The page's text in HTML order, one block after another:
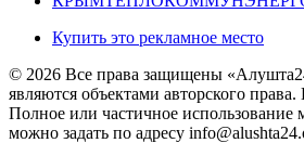
Купить это рекламное место
© 2026 Все права защищены
являются объектами авторского
Полное или частичное использование
можно задать по адресу